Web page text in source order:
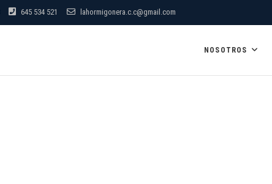
645 534 521 lahormigonera.c.c@gmail.com
NOSOTROS